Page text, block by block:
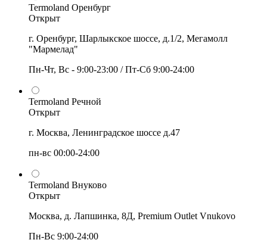
Termoland Оренбург
Открыт
г. Оренбург, Шарлыкское шоссе, д.1/2, Мегамолл
"Мармелад"
Пн-Чт, Вс - 9:00-23:00 / Пт-Сб 9:00-24:00
Termoland Речной
Открыт
г. Москва, Ленинградское шоссе д.47
пн-вс 00:00-24:00
Termoland Внуково
Открыт
Москва, д. Лапшинка, 8Д, Premium Outlet Vnukovo
Пн-Вс 9:00-24:00